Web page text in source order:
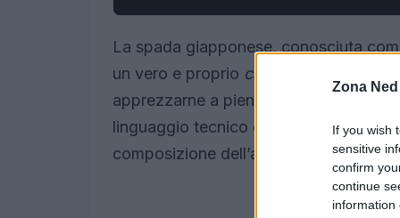
Zona Ned
If you wish
sensitive
confirm
continue
information
La spada giapponese, conosciuta
un vero e proprio capolavoro artistico
apprezzarne a pieno la bellezza e le
linguaggio tecnico che ne descrive
composizione dell’acciaio.